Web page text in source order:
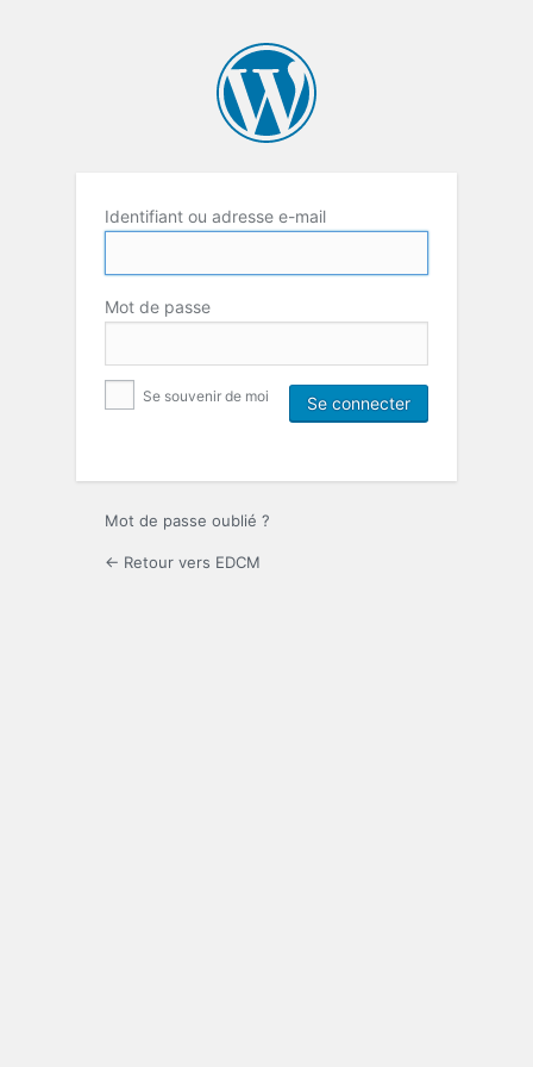
Identifiant ou adresse e-mail
Mot de passe
Se souvenir de moi
Mot de passe oublié ?
← Retour vers EDCM